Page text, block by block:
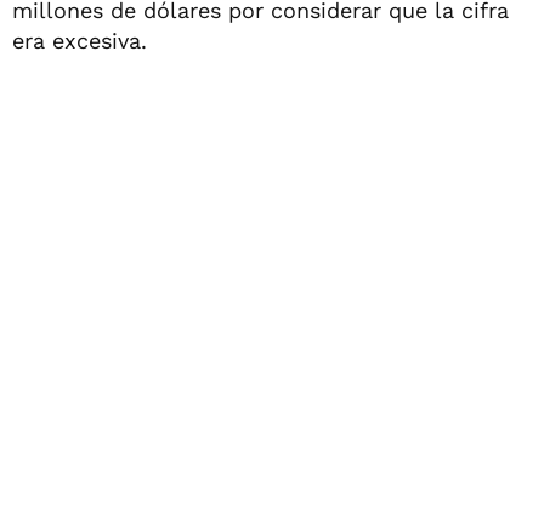
millones de dólares por considerar que la cifra
era excesiva.